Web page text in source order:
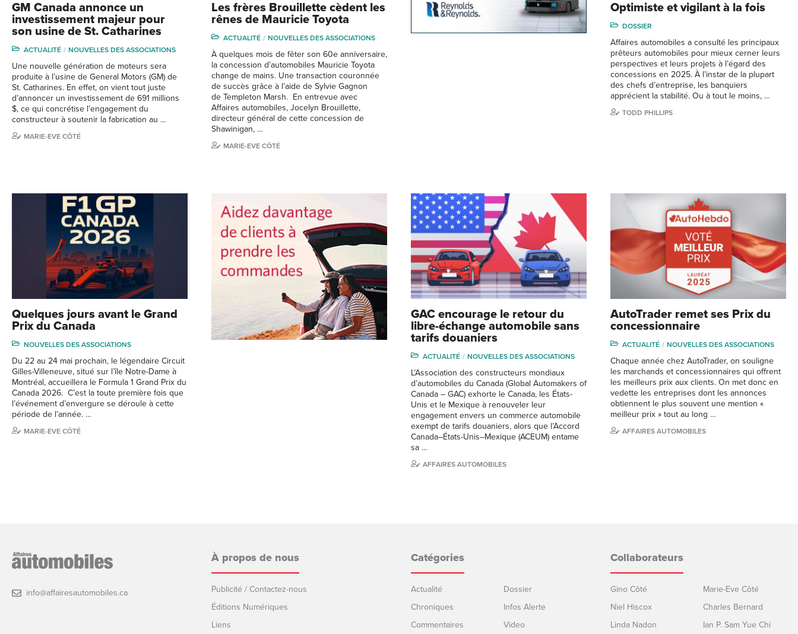
GM Canada annonce un
investissement majeur pour
son usine de St. Catharines
ACTUALITÉ NOUVELLES DES ASSOCIATIONS
Une nouvelle génération de moteurs sera
produite à l’usine de General Motors (GM) de
St. Catharines. En effet, on vient tout juste
d’annoncer un investissement de 691 millions
$, ce qui concrétise l’engagement du
constructeur à soutenir la fabrication au …
MARIE-EVE CÔTÉ
Les frères Brouillette cèdent les
rênes de Mauricie Toyota
ACTUALITÉ NOUVELLES DES ASSOCIATIONS
À quelques mois de fêter son 60e anniversaire,
la concession d’automobiles Mauricie Toyota
change de mains. Une transaction couronnée
de succès grâce à l’aide de Sylvie Gagnon
de Templeton Marsh. En entrevue avec
Affaires automobiles, Jocelyn Brouillette,
directeur général de cette concession de
Shawinigan, …
MARIE-EVE CÔTÉ
Optimiste et vigilant à la fois
DOSSIER
Affaires automobiles a consulté les principaux
prêteurs automobiles pour mieux cerner leurs
perspectives et leurs projets à l’égard des
concessions en 2025. À l’instar de la plupart
des chefs d’entreprise, les banquiers
apprécient la stabilité. Ou à tout le moins, …
TODD PHILLIPS
Quelques jours avant le Grand
Prix du Canada
NOUVELLES DES ASSOCIATIONS
Du 22 au 24 mai prochain, le légendaire Circuit
Gilles-Villeneuve, situé sur l’île Notre-Dame à
Montréal, accueillera le Formula 1 Grand Prix du
Canada 2026. C’est la toute première fois que
l’événement d’envergure se déroule à cette
période de l’année. …
MARIE-EVE CÔTÉ
GAC encourage le retour du
libre-échange automobile sans
tarifs douaniers
ACTUALITÉ NOUVELLES DES ASSOCIATIONS
L’Association des constructeurs mondiaux
d’automobiles du Canada (Global Automakers of
Canada – GAC) exhorte le Canada, les États-
Unis et le Mexique à renouveler leur
engagement envers un commerce automobile
exempt de tarifs douaniers, alors que l’Accord
Canada–États-Unis–Mexique (ACEUM) entame
sa …
AFFAIRES AUTOMOBILES
AutoTrader remet ses Prix du
concessionnaire
ACTUALITÉ NOUVELLES DES ASSOCIATIONS
Chaque année chez AutoTrader, on souligne
les marchands et concessionnaires qui offrent
les meilleurs prix aux clients. On met donc en
vedette les entreprises dont les annonces
obtiennent le plus souvent une mention «
meilleur prix » tout au long …
AFFAIRES AUTOMOBILES
info@affairesautomobiles.ca
À propos de nous
Publicité / Contactez-nous
Éditions Numériques
Liens
Catégories
Actualité
Chroniques
Commentaires
Dossier
Infos Alerte
Video
Collaborateurs
Gino Côté
Niel Hiscox
Linda Nadon
Marie-Eve Côté
Charles Bernard
Ian P. Sam Yue Chi